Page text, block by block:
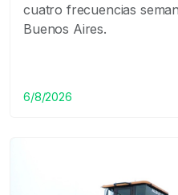
cuatro frecuencias
Buenos Aires.
6/8/2026